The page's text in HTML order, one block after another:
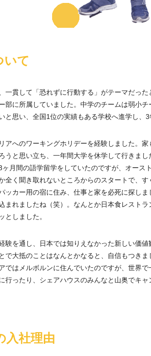
いて
一貫して「恐れずに行動する」がテーマだった
部に所属していました。中学のチームは弱小
と思い、全国1位の実績もある学校へ進学し、3
アへのワーキングホリデーを経験しました。
うと思い立ち、一年間大学を休学して行きまし
月間の語学留学をしていたのですが、オース
全く聞き取れないところからのスタートで、す
ッカー用の宿に住み、仕事と家を必死に探し
まれましたね（笑）。なんとか日本食レスト
としました。
験を通し、日本では知りえなかった新しい価
で大抵のことはなんとかなると、自信もつきま
ではメルボルンに住んでいたのですが、世界
行ったり、シェアハウスのみんなと山奥でキ
入社理由